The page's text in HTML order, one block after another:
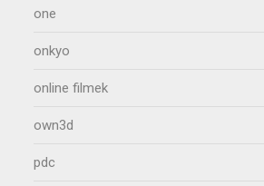
one
onkyo
online filmek
own3d
pdc